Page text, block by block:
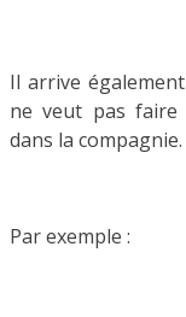
Il arrive
ne veut pas faire
dans la compagnie.
Par exemple :